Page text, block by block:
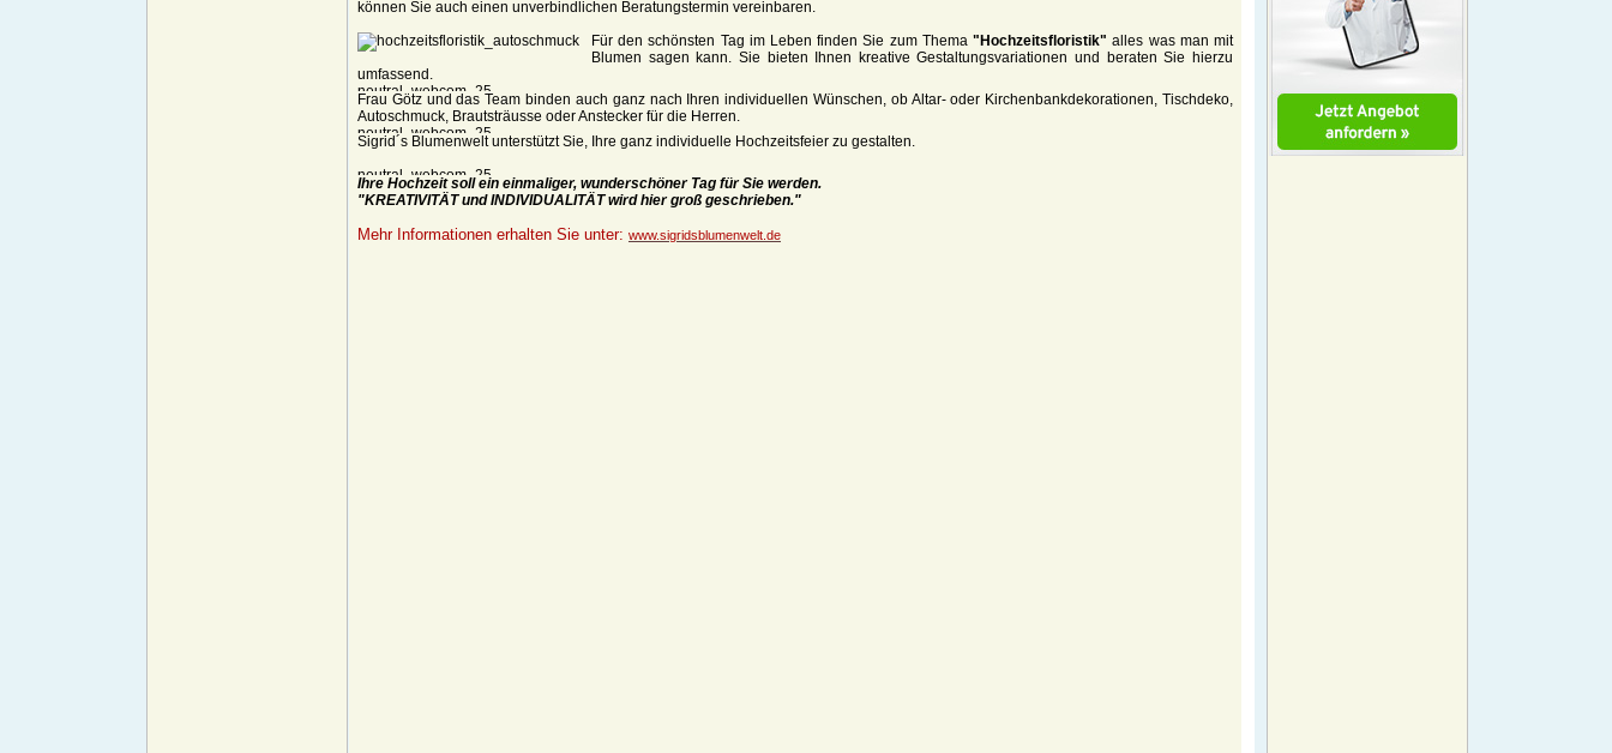
können Sie auch einen unverbindlichen Beratungstermin vereinbaren.
Für den schönsten Tag im Leben finden Sie zum Thema"Hochzeitsfloristik" alles was man mit
Blumen sagen kann. Sie bieten Ihnen kreative Gestaltungsvariationen und beraten Sie hierzu
umfassend.
Frau Götz und das Team binden auch ganz nach Ihren individuellen Wünschen, ob Altar- oder Kirchenbankdekorationen, Tischdeko,
Autoschmuck, Brautsträusse oder Anstecker für die Herren.
Sigrid´s Blumenwelt unterstützt Sie, Ihre ganz individuelle Hochzeitsfeier zu gestalten.
Ihre Hochzeit soll ein einmaliger, wunderschöner Tag für Sie werden.
"KREATIVITÄT und INDIVIDUALITÄT wird hier groß geschrieben."
Mehr Informationen erhalten Sie unter: www.sigridsblumenwelt.de